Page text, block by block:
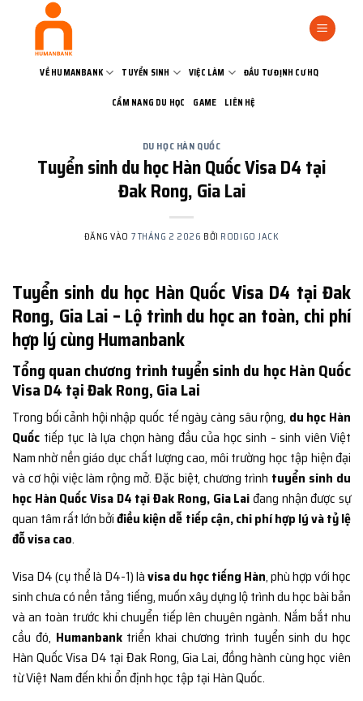
VỀ HUMANBANK TUYỂN SINH VIỆC LÀM ĐẦU TƯ ĐỊNH CƯ HQ
CẨM NANG DU HỌC GAME LIÊN HỆ
DU HỌC HÀN QUỐC
Tuyển sinh du học Hàn Quốc Visa D4 tại
Đak Rong, Gia Lai
ĐĂNG VÀO 7 THÁNG 2 2026 BỞI RODIGO JACK
Tuyển sinh du học Hàn Quốc Visa D4 tại Đak
Rong, Gia Lai – Lộ trình du học an toàn, chi phí
hợp lý cùng Humanbank
Tổng quan chương trình tuyển sinh du học Hàn Quốc
Visa D4 tại Đak Rong, Gia Lai
Trong bối cảnh hội nhập quốc tế ngày càng sâu rộng, du học Hàn
Quốc tiếp tục là lựa chọn hàng đầu của học sinh – sinh viên Việt
Nam nhờ nền giáo dục chất lượng cao, môi trường học tập hiện đại
và cơ hội việc làm rộng mở. Đặc biệt, chương trình tuyển sinh du
học Hàn Quốc Visa D4 tại Đak Rong, Gia Laiđang nhận được sự
quan tâm rất lớn bởiđiều kiện dễ tiếp cận, chi phí hợp lý và tỷ lệ
đỗ visa cao.
Visa D4 (cụ thể là D4-1) làvisa du học tiếng Hàn, phù hợp với học
sinh chưa có nền tảng tiếng, muốn xây dựng lộ trình du học bài bản
và an toàn trước khi chuyển tiếp lên chuyên ngành. Nắm bắt nhu
cầu đó, Humanbanktriển khai chương trình tuyển sinh du học
Hàn Quốc Visa D4 tại Đak Rong, Gia Lai, đồng hành cùng học viên
từ Việt Nam đến khi ổn định học tập tại Hàn Quốc.